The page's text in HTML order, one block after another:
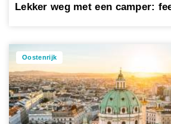
Lekker weg met een camper:
Oostenrijk